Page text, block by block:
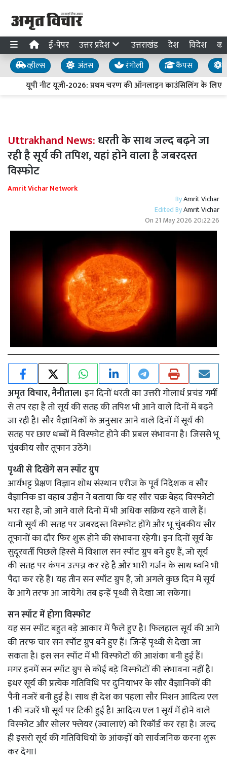
ई-पेपर उत्तर प्रदेश उत्तराखंड देश विदेश
व्हील्स अंतस रंगोली कैंपस
यूपी नीट यूजी-2026: प्रथम चरण की ऑनलाइन काउंसिलिंग के लिए
Uttrakhand News:धरती के साथ जल्द बढ़ने जा
रही है सूर्य की तपिश, यहां होने वाला है जबरदस्त
विस्फोट
Amrit Vichar Network
ByAmrit Vichar
Edited ByAmrit Vichar
On 21 May 2026 20:22:26
अमृत विचार, नैनीताल। इन दिनों धरती का उत्तरी गोलार्ध प्रचंड गर्मी
से तप रहा है तो सूर्य की सतह की तपिश भी आने वाले दिनों में बढ़ने
जा रही है। सौर वैज्ञानिकों के अनुसार आने वाले दिनों में सूर्य की
सतह पर छाए धब्बों में विस्फोट होने की प्रबल संभावना है। जिससे भू
चुंबकीय सौर तूफान उठेंगे।
पृथ्वी से दिखेंगे सन स्पॉट ग्रुप
आर्यभट्ट प्रेक्षण विज्ञान शोध संस्थान एरीज के पूर्व निदेशक व सौर
वैज्ञानिक डा वहाब उद्दीन ने बताया कि यह सौर चक्र बेहद विस्फोटों
भरा रहा है, जो आने वाले दिनो में भी अधिक सक्रिय रहने वाले हैं।
यानी सूर्य की सतह पर जबरदस्त विस्फोट होंगे और भू चुंबकीय सौर
तूफानों का दौर फिर शुरू होने की संभावना रहेगी। इन दिनों सूर्य के
सुदूरवर्ती पिछले हिस्से में विशाल सन स्पॉट ग्रुप बने हुए हैं, जो सूर्य
की सतह पर कंपन उत्पन्न कर रहे है और भारी गर्जन के साथ ध्वनि भी
पैदा कर रहे हैं। यह तीन सन स्पॉट ग्रुप हैं, जो अगले कुछ दिन में सूर्य
के आगे तरफ आ जायेगे। तब इन्हें पृथ्वी से देखा जा सकेगा।
सन स्पॉट में होगा विस्फोट
यह सन स्पॉट बहुत बड़े आकार में फैले हुए है। फिलहाल सूर्य की आगे
की तरफ चार सन स्पॉट ग्रुप बने हुए हैं। जिन्हें पृथ्वी से देखा जा
सकता है। इस सन स्पॉट में भी विस्फोटों की आशंका बनी हुई हैं।
मगर इनमें सन स्पॉट ग्रुप से कोई बड़े विस्फोटों की संभावना नहीं है।
इधर सूर्य की प्रत्येक गतिविधि पर दुनियाभर के सौर वैज्ञानिकों की
पैनी नजरें बनी हुई है। साथ ही देश का पहला सौर मिशन आदित्य एल
1 की नजरें भी सूर्य पर टिकी हुई है। आदित्य एल 1 सूर्य में होने वाले
विस्फोट और सोलर फ्लेयर (ज्वालाएं) को रिकॉर्ड कर रहा है। जल्द
ही इसरो सूर्य की गतिविधियों के आंकड़ों को सार्वजनिक करना शुरू
कर देगा।